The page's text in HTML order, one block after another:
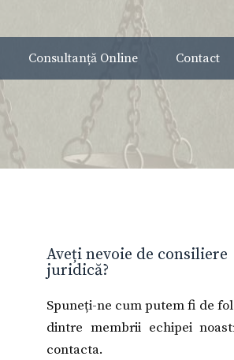
Consultanță Online Contact
Aveți nevoie de consiliere
juridică?
Spuneți-ne cum putem fi de
dintre membrii echipei
contacta.